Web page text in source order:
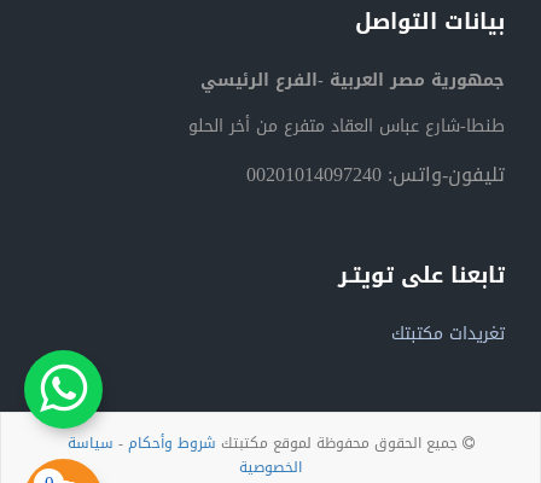
بيانات التواصل
جمهورية مصر العربية -الفرع الرئيسي
طنطا-شارع عباس العقاد متفرع من أخر الحلو
تليفون-واتس: 00201014097240
تابعنا على تويتـر
تغريدات مكتبتك
جميع الحقوق محفوظة لموقع مكتبتك شروط وأحكام- سياسة
الخصوصية